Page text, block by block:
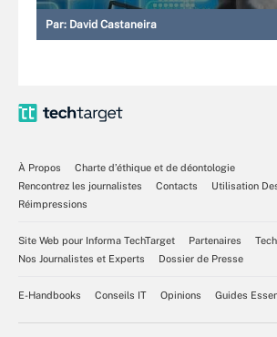
Par: David Castaneira
À Propos
Charte d’éthique et de déontologie
Rencontrez les journalistes
Contacts
Utilisation
Réimpressions
Site Web pour Informa TechTarget Partenaires
Nos Journalistes et Experts
Dossier de Presse
E-Handbooks Conseils IT Opinions Guides